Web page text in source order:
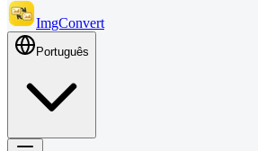
ImgConvert
Português